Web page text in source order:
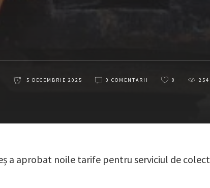
5 DECEMBRIE 2025 0 COMENTARII 0 254
a aprobat noile tarife pentru serviciul de